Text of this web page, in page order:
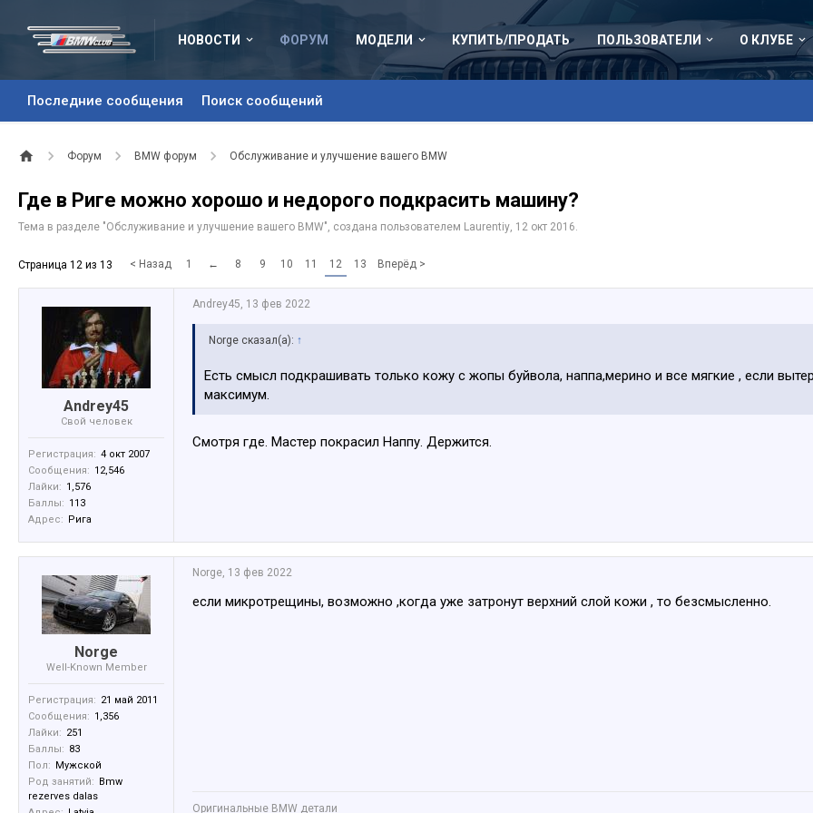
НОВОСТИ ФОРУМ
Последние сообщения Поиск сообщений
МОДЕЛИ КУПИТЬ/ПРОДАТЬ ПОЛЬЗОВАТЕЛИ О КЛУБЕ
Форум BMW форум Обслуживание и улучшение вашего BMW
Где в Риге можно хорошо и недорого подкрасить машину?
Тема в разделе "Обслуживание и улучшение вашего BMW", создана пользователем Laurentiy, 12 окт 2016.
Страница 12 из 13 < Назад 1 ← 8 9 10 11 12 13 Вперёд >
Andrey45
Свой человек
Регистрация: 4 окт 2007
Сообщения: 12,546
Лайки: 1,576
Баллы: 113
Адрес: Рига
Andrey45, 13 фев 2022
Norge сказал(а): ↑
Есть смысл подкрашивать только кожу с жопы буйвола, наппа,мерино и все мягкие , если
максимум.
Смотря где. Мастер покрасил Наппу. Держится.
Norge
Well-Known Member
Регистрация: 21 май 2011
Сообщения: 1,356
Лайки: 251
Баллы: 83
Пол: Мужской
Род занятий: Bmw
rezerves dalas
Norge, 13 фев 2022
если микротрещины, возможно ,когда уже затронут верхний слой кожи , то безсмысленно.
Оригинальные BMW детали